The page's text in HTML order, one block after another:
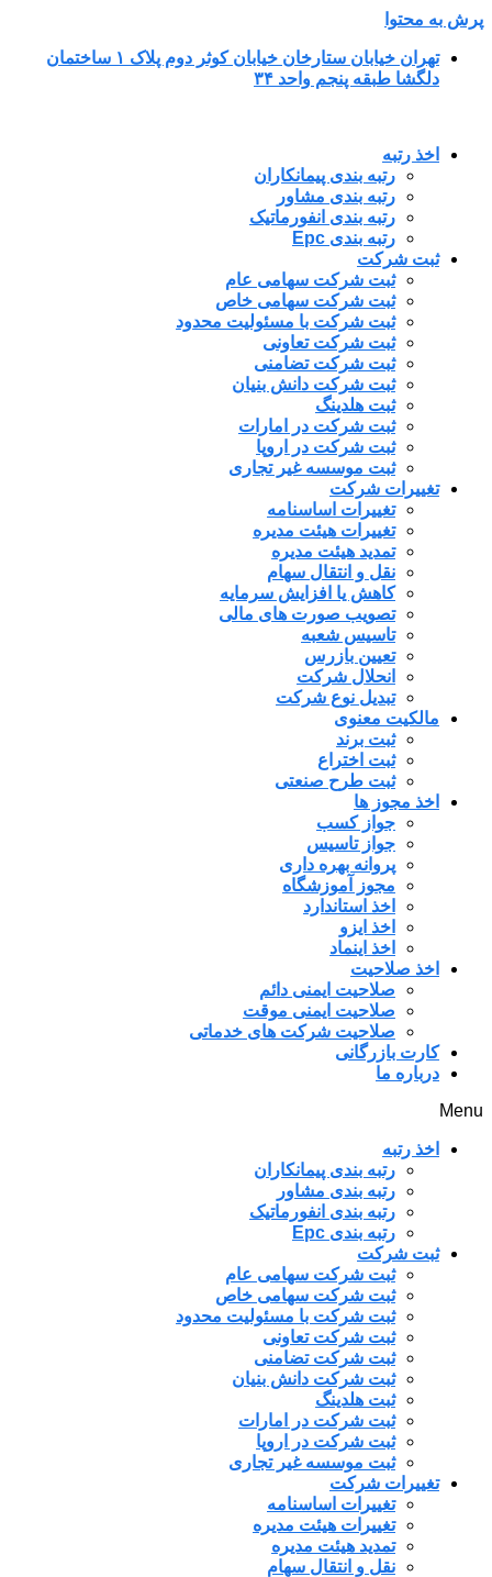
پرش به محتوا
تهران خیابان ستارخان خیابان کوثر دوم پلاک ۱ ساختمان
دلگشا طبقه پنجم واحد ۳۴
اخذ رتبه
رتبه بندی پیمانکاران
رتبه بندی مشاور
رتبه بندی انفورماتیک
رتبه بندی Epc
ثبت شرکت
ثبت شرکت سهامی عام
ثبت شرکت سهامی خاص
ثبت شرکت با مسئولیت محدود
ثبت شرکت تعاونی
ثبت شرکت تضامنی
ثبت شرکت دانش بنیان
ثبت هلدینگ
ثبت شرکت در امارات
ثبت شرکت در اروپا
ثبت موسسه غیر تجاری
تغییرات شرکت
تغییرات اساسنامه
تغییرات هیئت مدیره
تمدید هیئت مدیره
نقل و انتقال سهام
کاهش یا افزایش سرمایه
تصویب صورت های مالی
تاسیس شعبه
تعیین بازرس
انحلال شرکت
تبدیل نوع شرکت
مالکیت معنوی
ثبت برند
ثبت اختراع
ثبت طرح صنعتی
اخذ مجوز ها
جواز کسب
جواز تاسیس
پروانه بهره داری
مجوز آموزشگاه
اخذ استاندارد
اخذ ایزو
اخذ اینماد
اخذ صلاحیت
صلاحیت ایمنی دائم
صلاحیت ایمنی موقت
صلاحیت شرکت های خدماتی
کارت بازرگانی
درباره ما
Menu
اخذ رتبه
رتبه بندی پیمانکاران
رتبه بندی مشاور
رتبه بندی انفورماتیک
رتبه بندی Epc
ثبت شرکت
ثبت شرکت سهامی عام
ثبت شرکت سهامی خاص
ثبت شرکت با مسئولیت محدود
ثبت شرکت تعاونی
ثبت شرکت تضامنی
ثبت شرکت دانش بنیان
ثبت هلدینگ
ثبت شرکت در امارات
ثبت شرکت در اروپا
ثبت موسسه غیر تجاری
تغییرات شرکت
تغییرات اساسنامه
تغییرات هیئت مدیره
تمدید هیئت مدیره
نقل و انتقال سهام